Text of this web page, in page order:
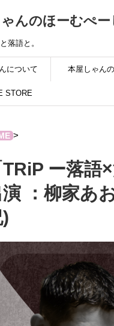
んのほーむぺー
落語と。
について 本屋しゃん
STORE
>
TRiP ー落
演 ：柳家あ